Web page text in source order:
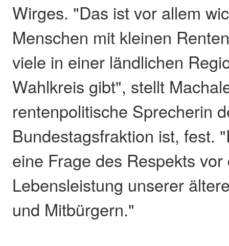
Wirges. "Das ist vor allem
Menschen mit kleinen
viele in einer ländlichen
Wahlkreis gibt", stellt
rentenpolitische Sprecherin
Bundestagsfraktion ist, fest.
eine Frage des Respekts vor
Lebensleistung unserer
und Mitbürgern."